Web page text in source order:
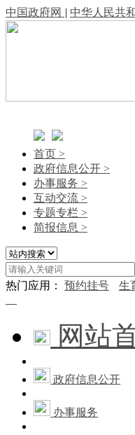
中国政府网 | 中华人民共
首页 >
政府信息公开 >
办事服务 >
互动交流 >
专题专栏 >
简报信息 >
热门应用： 预约挂号 生
网站
政府信息公开
办事服务